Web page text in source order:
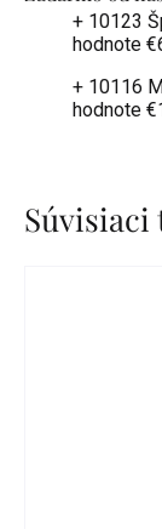
+ 10123
hodnote
+ 10116
hodnote
Súvisiaci